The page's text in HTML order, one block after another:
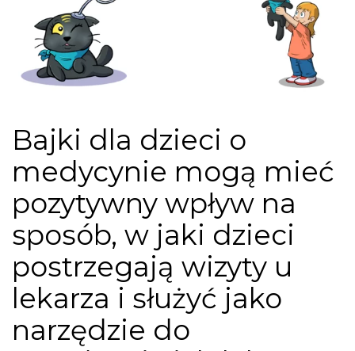
Bajki dla dzieci o
medycynie mogą mieć
pozytywny wpływ na
sposób, w jaki dzieci
postrzegają wizyty u
lekarza i służyć jako
narzędzie do